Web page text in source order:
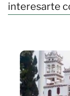
interesarte